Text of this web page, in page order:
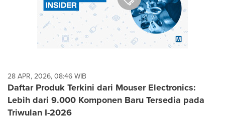
28 APR, 2026, 08:46 WIB
Daftar Produk Terkini dari Mouser Electronics:
Lebih dari 9.000 Komponen Baru Tersedia pada
Triwulan I-2026